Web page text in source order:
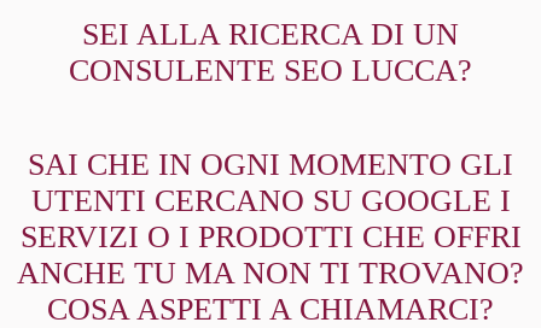
SEI ALLA RICERCA DI UN
CONSULENTE SEO LUCCA?
SAI CHE IN OGNI MOMENTO GLI
UTENTI CERCANO SU GOOGLE I
SERVIZI O I PRODOTTI CHE OFFRI
ANCHE TU MA NON TI TROVANO?
COSA ASPETTI A CHIAMARCI?